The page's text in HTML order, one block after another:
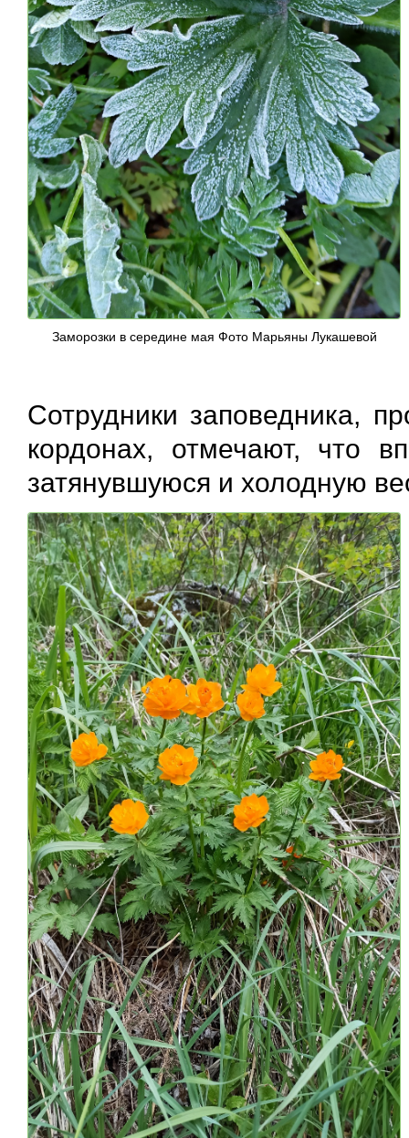
Заморозки в середине мая Фото Марьяны Лукашевой
Сотрудники заповедника,
кордонах, отмечают, что
затянувшуюся и холодную